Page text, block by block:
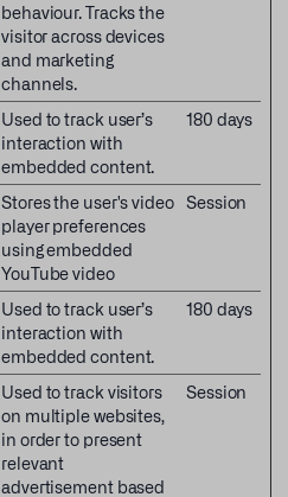
behaviour. Tracks the
visitor across devices
and marketing
channels.
Used to track user’s
interaction with
embedded content.
180 days
Stores the user's video
player preferences
using embedded
YouTube video
Session
Used to track user’s
interaction with
embedded content.
180 days
Used to track visitors
on multiple websites,
in order to present
relevant
advertisement based
Session